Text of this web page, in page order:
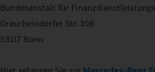
Bundesanstalt für
Graurheindorfer Str. 108
53117 Bonn